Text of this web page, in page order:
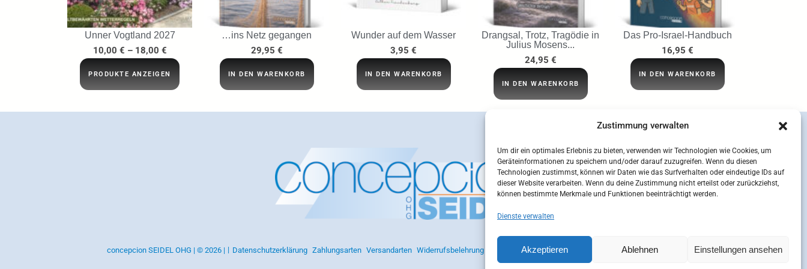
Zustimmung verwalten
Um dir ein optimales Erlebnis zu bieten, verwenden wir Technologien wie Cookies, um
Geräteinformationen zu speichern und/oder darauf zuzugreifen. Wenn du diesen
Technologien zustimmst, können wir Daten wie das Surfverhalten oder eindeutige IDs auf
dieser Website verarbeiten. Wenn du deine Zustimmung nicht erteilst oder zurückziehst,
können bestimmte Merkmale und Funktionen beeinträchtigt werden.
Dienste verwalten
Akzeptieren Ablehnen Einstellungen ansehen
Unner Vogtland 2027
10,00 € – 18,00 €
PRODUKTE ANZEIGEN
…ins Netz gegangen
29,95 €
IN DEN WARENKORB
Wunder auf dem Wasser
3,95 €
IN DEN WARENKORB
Drangsal, Trotz, Tragödie in
Julius Mosens...
24,95 €
IN DEN WARENKORB
Das Pro-Israel-Handbuch
16,95 €
IN DEN WARENKORB
concepcion SEIDEL OHG | © 2026 | Datenschutzerklärung Zahlungsarten Versandarten Widerrufsbelehrung Impressum Kontakt Mein Konto Cookie-Richtlinie (EU)